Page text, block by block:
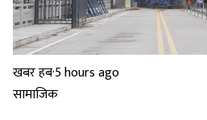
खबर हब·5 hours ago
सामाजिक